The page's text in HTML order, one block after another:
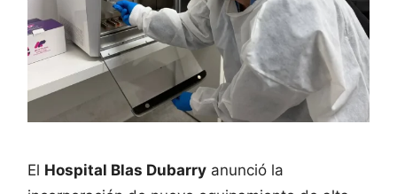
El Hospital Blas Dubarry anunció la